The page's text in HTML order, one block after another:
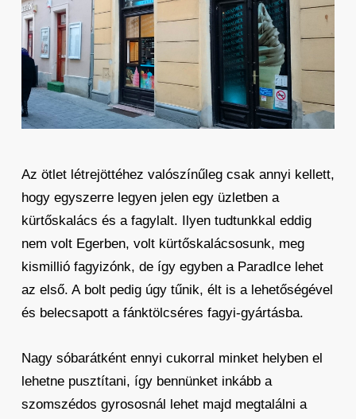
Az ötlet létrejöttéhez valószínűleg csak annyi kellett,
hogy egyszerre legyen jelen egy üzletben a
kürtőskalács és a fagylalt. Ilyen tudtunkkal eddig
nem volt Egerben, volt kürtőskalácsosunk, meg
kismillió fagyizónk, de így egyben a ParadIce lehet
az első. A bolt pedig úgy tűnik, élt is a lehetőségével
és belecsapott a fánktölcséres fagyi-gyártásba.
Nagy sóbarátként ennyi cukorral minket helyben el
lehetne pusztítani, így bennünket inkább a
szomszédos gyrososnál lehet majd megtalálni a